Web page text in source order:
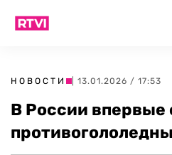
НОВОСТИ | 13.01.2026 / 17:53
В России впервые